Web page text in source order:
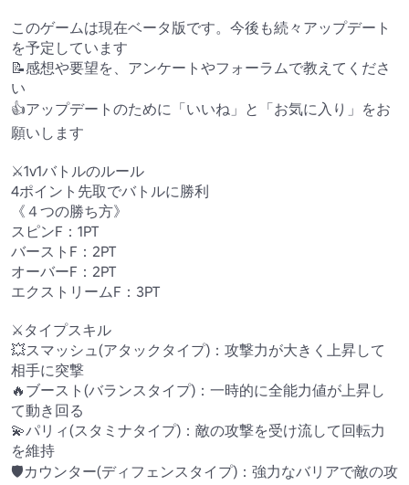
このゲームは現在ベータ版です。今後も続々アップデート
を予定しています
📝感想や要望を、アンケートやフォーラムで教えてくださ
い
👍アップデートのために「いいね」と「お気に入り」をお
願いします
⚔️1v1バトルのルール
4ポイント先取でバトルに勝利
《４つの勝ち方》
スピンF：1PT
バーストF：2PT
オーバーF：2PT
エクストリームF：3PT
⚔️タイプスキル
💥スマッシュ(アタックタイプ)：攻撃力が大きく上昇して
相手に突撃
🔥ブースト(バランスタイプ)：一時的に全能力値が上昇し
て動き回る
💫パリィ(スタミナタイプ)：敵の攻撃を受け流して回転力
を維持
🛡️カウンター(ディフェンスタイプ)：強力なバリアで敵の攻